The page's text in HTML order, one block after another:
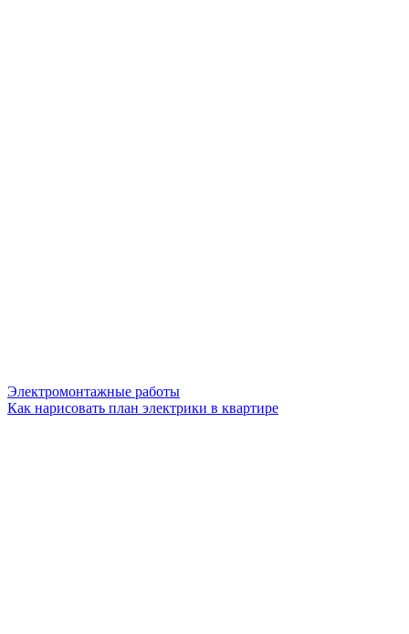
Электромонтажные работы
Как нарисовать план электрики в квартире